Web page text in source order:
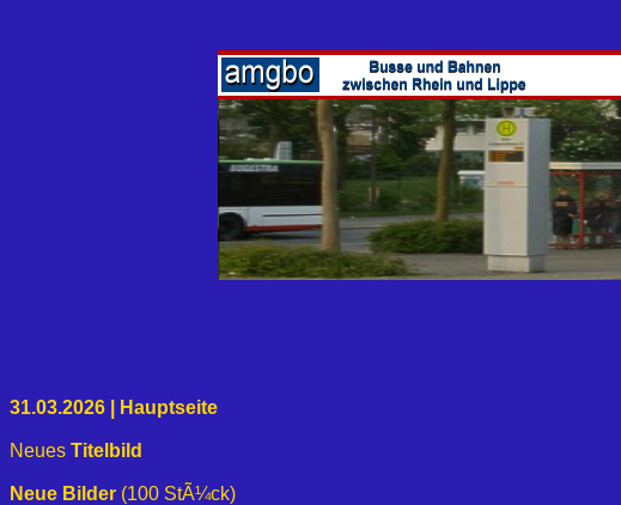
31.03.2026 | Hauptseite
Neues Titelbild
Neue Bilder (100 StÃ¼ck)